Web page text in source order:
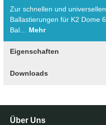
Zur schnellen und
Ballastierungen für K2 Dome
Bal… Mehr
Eigenschaften
Downloads
Über Uns